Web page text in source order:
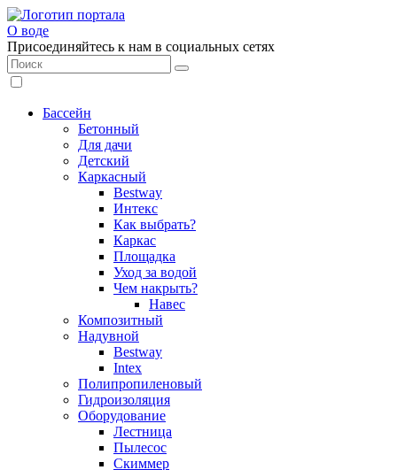
О воде
Присоединяйтесь к нам в социальных сетях
Бассейн
Бетонный
Для дачи
Детский
Каркасный
Bestway
Интекс
Как выбрать?
Каркас
Площадка
Уход за водой
Чем накрыть?
Навес
Композитный
Надувной
Bestway
Intex
Полипропиленовый
Гидроизоляция
Оборудование
Лестница
Пылесос
Скиммер